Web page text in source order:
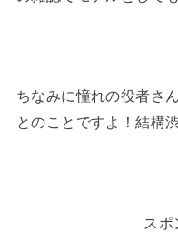
ちなみに憧れの役者さ
とのことですよ！結構
スポ